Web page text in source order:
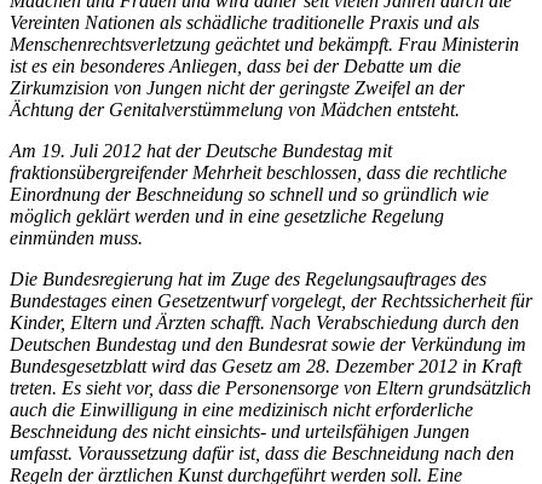
Vereinten Nationen als schädliche traditionelle Praxis und als
Menschenrechtsverletzung geächtet und bekämpft. Frau Ministerin
ist es ein besonderes Anliegen, dass bei der Debatte um die
Zirkumzision von Jungen nicht der geringste Zweifel an der
Ächtung der Genitalverstümmelung von Mädchen entsteht.
Am 19. Juli 2012 hat der Deutsche Bundestag mit
fraktionsübergreifender Mehrheit beschlossen, dass die rechtliche
Einordnung der Beschneidung so schnell und so gründlich wie
möglich geklärt werden und in eine gesetzliche Regelung
einmünden muss.
Die Bundesregierung hat im Zuge des Regelungsauftrages des
Bundestages einen Gesetzentwurf vorgelegt, der Rechtssicherheit für
Kinder, Eltern und Ärzten schafft. Nach Verabschiedung durch den
Deutschen Bundestag und den Bundesrat sowie der Verkündung im
Bundesgesetzblatt wird das Gesetz am 28. Dezember 2012 in Kraft
treten. Es sieht vor, dass die Personensorge von Eltern grundsätzlich
auch die Einwilligung in eine medizinisch nicht erforderliche
Beschneidung des nicht einsichts- und urteilsfähigen Jungen
umfasst. Voraussetzung dafür ist, dass die Beschneidung nach den
Regeln der ärztlichen Kunst durchgeführt werden soll. Eine